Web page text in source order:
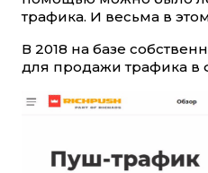
трафика. И весьма в
В 2018 на базе
для продажи трафика в